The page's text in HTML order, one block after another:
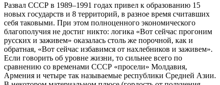
Развал СССР в 1989–1991 годах привел к образованию 15
новых государств и 8 территорий, в разное время считавших
себя таковыми. При этом полноценного экономического
благополучия не достиг никто: логика «Вот сейчас прогоним
русских и заживем» оказалась столь же порочной, как и
обратная, «Вот сейчас избавимся от нахлебников и заживем».
Если говорить об уровне жизни, то сильнее всего по
сравнению со временами СССР «просели» Молдавия,
Армения и четыре так называемые республики Средней Азии.